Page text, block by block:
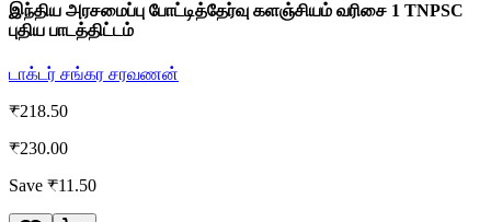
இந்திய அரசமைப்பு போட்டித்தேர்வு களஞ்சியம் வரிசை 1 TNPSC
புதிய பாடத்திட்டம்
டாக்டர் சங்கர சரவணன்
₹218.50
₹230.00
Save ₹11.50